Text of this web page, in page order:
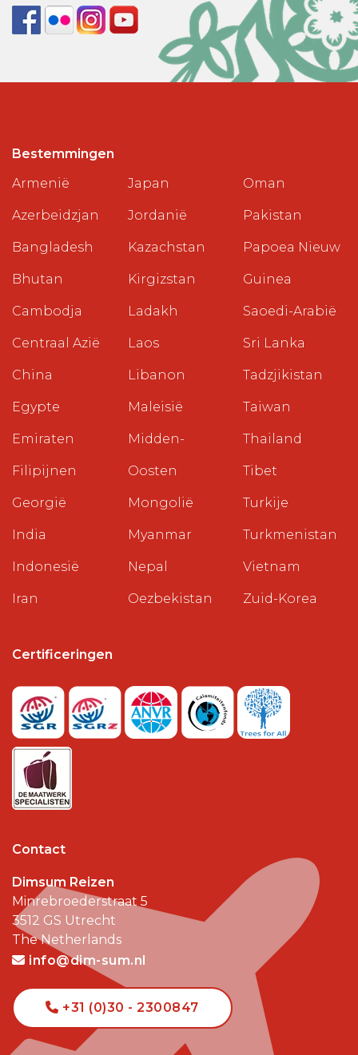
Bestemmingen
Armenië
Azerbeidzjan
Bangladesh
Bhutan
Cambodja
Centraal Azië
China
Egypte
Emiraten
Filipijnen
Georgië
India
Indonesië
Iran
Japan
Jordanië
Kazachstan
Kirgizstan
Ladakh
Laos
Libanon
Maleisië
Midden-
Oosten
Mongolië
Myanmar
Nepal
Oezbekistan
Oman
Pakistan
Papoea Nieuw
Guinea
Saoedi-Arabië
Sri Lanka
Tadzjikistan
Taiwan
Thailand
Tibet
Turkije
Turkmenistan
Vietnam
Zuid-Korea
Certificeringen
Contact
Dimsum Reizen
Minrebroederstraat 5
3512 GS Utrecht
The Netherlands
info@dim-sum.nl
+31 (0)30 - 2300847